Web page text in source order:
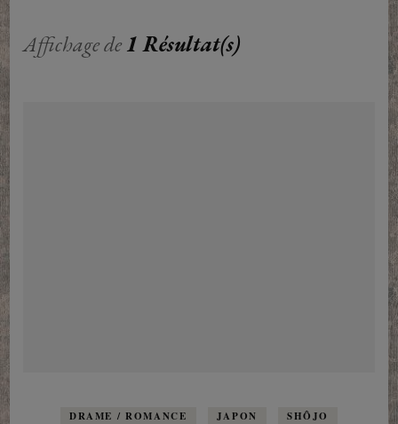
Affichage de1 Résultat(s)
DRAME / ROMANCE JAPON
SHÔJO